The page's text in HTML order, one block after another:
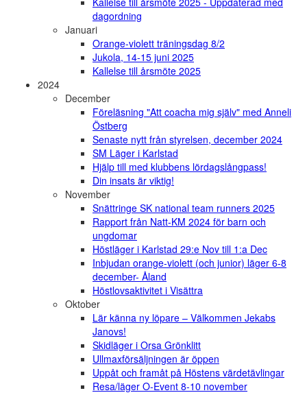
dagordning
Januari
Orange-violett träningsdag 8/2
Jukola, 14-15 juni 2025
Kallelse till årsmöte 2025
2024
December
Föreläsning "Att coacha mig själv" med Anneli
Östberg
Senaste nytt från styrelsen, december 2024
SM Läger i Karlstad
Hjälp till med klubbens lördagslångpass!
Din insats är viktig!
November
Snättringe SK national team runners 2025
Rapport från Natt-KM 2024 för barn och
ungdomar
Höstläger i Karlstad 29:e Nov till 1:a Dec
Inbjudan orange-violett (och junior) läger 6-8
december- Åland
Höstlovsaktivitet i Visättra
Oktober
Lär känna ny löpare – Välkommen Jekabs
Janovs!
Skidläger i Orsa Grönklitt
Ullmaxförsäljningen är öppen
Uppåt och framåt på Höstens värdetävlingar
Resa/läger O-Event 8-10 november